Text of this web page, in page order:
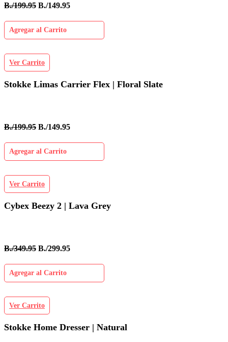
B./199.95 B./149.95
Agregar al Carrito
Ver Carrito
Stokke Limas Carrier Flex | Floral Slate
B./199.95 B./149.95
Agregar al Carrito
Ver Carrito
Cybex Beezy 2 | Lava Grey
B./349.95 B./299.95
Agregar al Carrito
Ver Carrito
Stokke Home Dresser | Natural